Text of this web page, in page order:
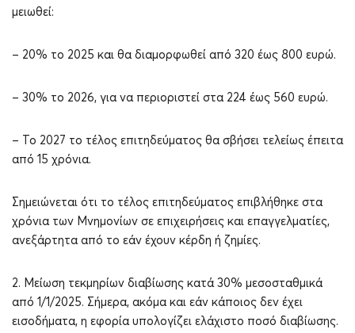
μειωθεί:
– 20% το 2025 και θα διαμορφωθεί από 320 έως 800 ευρώ.
– 30% το 2026, για να περιοριστεί στα 224 έως 560 ευρώ.
– Το 2027 το τέλος επιτηδεύματος θα σβήσει τελείως έπειτα
από 15 χρόνια.
Σημειώνεται ότι το τέλος επιτηδεύματος επιβλήθηκε στα
χρόνια των Μνημονίων σε επιχειρήσεις και επαγγελματίες,
ανεξάρτητα από το εάν έχουν κέρδη ή ζημίες.
2. Μείωση τεκμηρίων διαβίωσης κατά 30% μεσοσταθμικά
από 1/1/2025. Σήμερα, ακόμα και εάν κάποιος δεν έχει
εισοδήματα, η εφορία υπολογίζει ελάχιστο ποσό διαβίωσης.